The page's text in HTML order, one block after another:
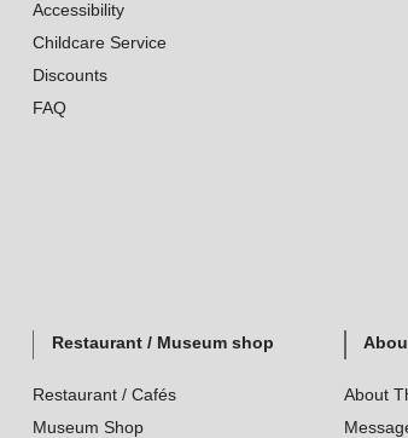
Accessibility
Childcare Service
Discounts
FAQ
Restaurant / Museum shop
Restaurant / Cafés
Museum Shop
About